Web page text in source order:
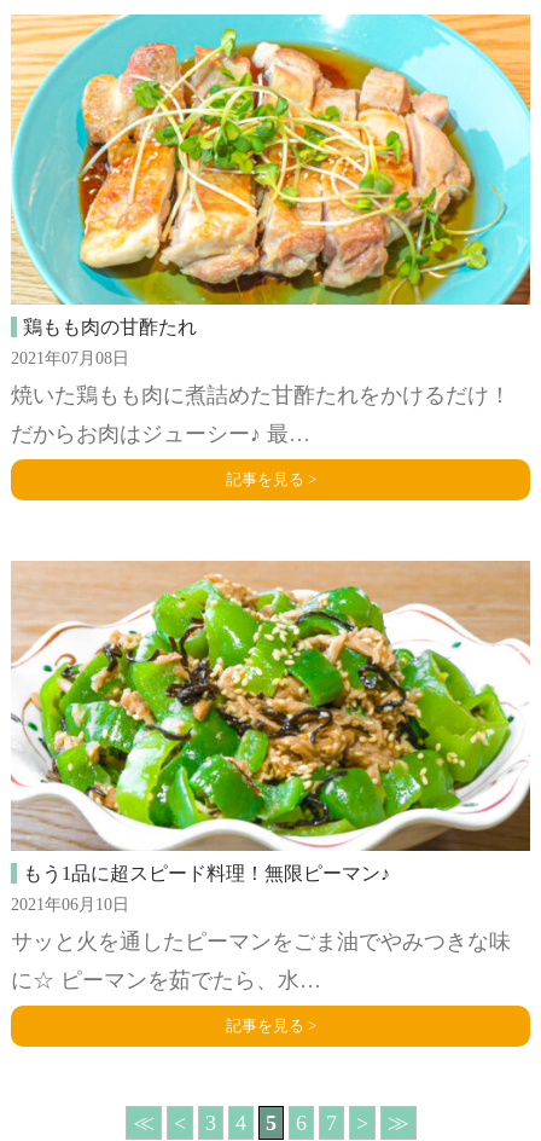
鶏もも肉の甘酢たれ
2021年07月08日
焼いた鶏もも肉に煮詰めた甘酢たれをかけるだけ！
だからお肉はジューシー♪ 最…
記事を見る >
もう1品に超スピード料理！無限ピーマン♪
2021年06月10日
サッと火を通したピーマンをごま油でやみつきな味
に☆ ピーマンを茹でたら、水…
記事を見る >
≪ < 3 4 5 6 7 > ≫